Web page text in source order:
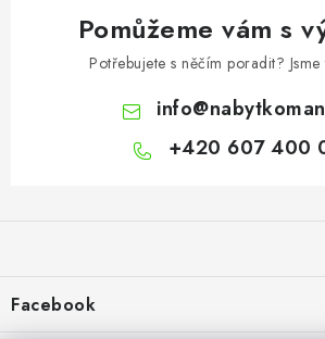
Pomůžeme vám s
Potřebujete s něčím poradit?
info@
+420 607 400
aFacebook